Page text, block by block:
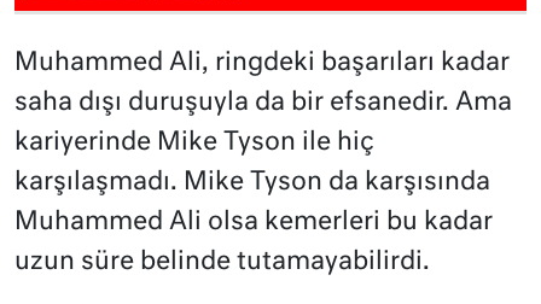
Muhammed Ali, ringdeki başarıları kadar
saha dışı duruşuyla da bir efsanedir. Ama
kariyerinde Mike Tyson ile hiç
karşılaşmadı. Mike Tyson da karşısında
Muhammed Ali olsa kemerleri bu kadar
uzun süre belinde tutamayabilirdi.